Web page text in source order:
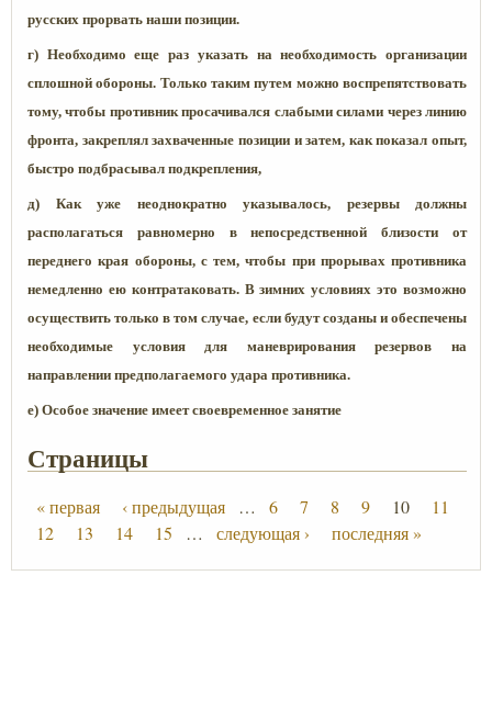
русских прорвать наши позиции.
г) Необходимо еще раз указать на необходимость организации
сплошной обороны. Только таким путем можно воспрепятствовать
тому, чтобы противник просачивался слабыми силами через линию
фронта, закреплял захваченные позиции и затем, как показал опыт,
быстро подбрасывал подкрепления,
д) Как уже неоднократно указывалось, резервы должны
располагаться равномерно в непосредственной близости от
переднего края обороны, с тем, чтобы при прорывах противника
немедленно ею контратаковать. В зимних условиях это возможно
осуществить только в том случае, если будут созданы и обеспечены
необходимые условия для маневрирования резервов на
направлении предполагаемого удара противника.
е) Особое значение имеет своевременное занятие
Страницы
« первая ‹ предыдущая … 6 7 8 9 10
11
12
13 14 15 … следующая › последняя »